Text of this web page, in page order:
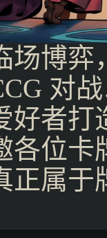
场博
对
好者打
各位
正属于